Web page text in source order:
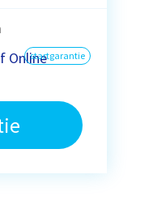
Onlinestartgarantie